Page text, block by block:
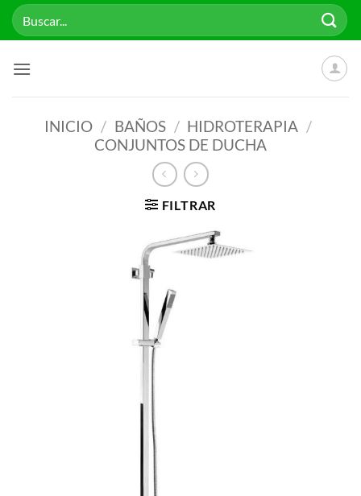
Saltar
Buscar
por:
INICIO / BAÑOS / HIDROTERAPIA /
CONJUNTOS DE DUCHA
FILTRAR